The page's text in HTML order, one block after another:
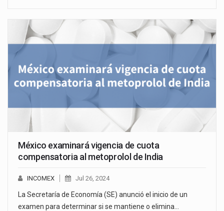
México examinará vigencia de cuota
compensatoria al metoprolol de India
INCOMEX Jul 26, 2024
La Secretaría de Economía (SE) anunció el inicio de un
examen para determinar si se mantiene o elimina…